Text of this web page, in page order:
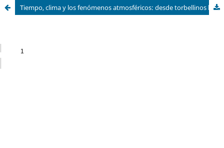
Tiempo, clima y los fenómenos atmosféricos: desde torbellinos hasta cambio climático